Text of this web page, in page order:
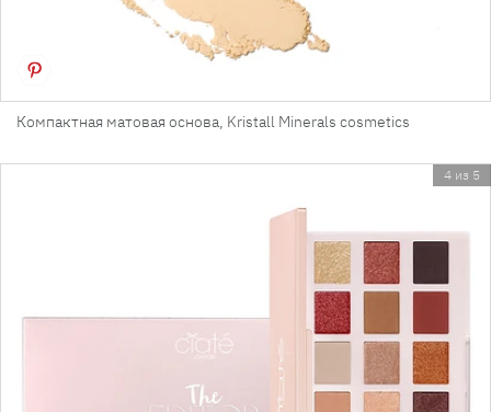
Компактная матовая основа, Kristall Minerals cosmetics
4 из 5